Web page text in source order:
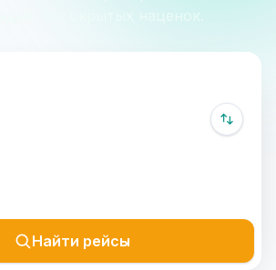
без скрытых наценок.
Найти рейсы